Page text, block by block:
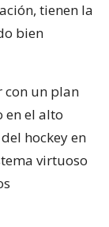
tienen la
bien
con un plan
en el alto
hockey en
virtuoso